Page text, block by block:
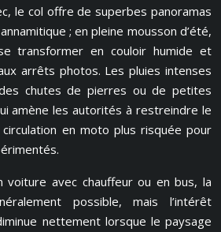
le col offre de superbes panoramas
; en pleine mousson d’été,
transformer en couloir humide et
arrêts photos. Les pluies intenses
chutes de pierres ou de petites
amène les autorités à restreindre le
en moto plus risquée pour
voiture avec chauffeur ou en bus, la
possible, mais l’intérêt
nettement lorsque le paysage